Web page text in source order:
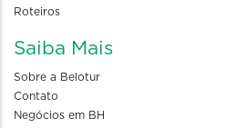
Roteiros
Saiba Mais
Sobre a Belotur
Contato
Negócios em BH